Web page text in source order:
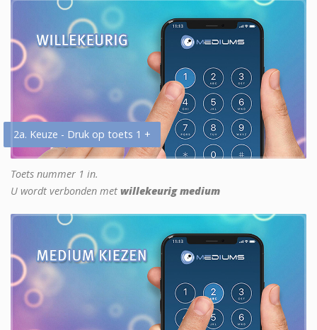
2a. Keuze - Druk op toets 1 +
Toets nummer 1 in.
U wordt verbonden met willekeurig medium